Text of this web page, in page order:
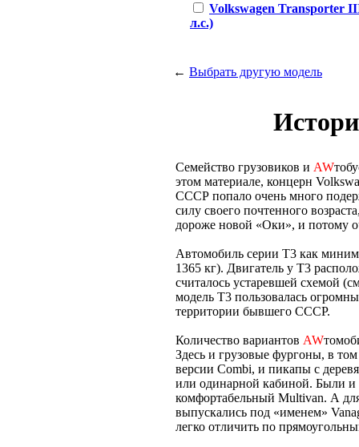
Volkswagen Transporter
л.с.)
← Выбрать другую модель
Семейство грузовиков и AW
этом материале, концерн
СССР попало очень много
силу своего почтенного
дороже новой «Оки», и потому
Автомобиль серии T3 как
1365 кг). Двигатель у Т3
считалось устаревшей схемой
модель T3 пользовалась
территории бывшего СССР.
Количество вариантов AW
Здесь и грузовые фургоны, в
версии Combi, и пикапы с
или одинарной кабиной. Были и
комфортабельный Multivan. А
выпускались под «именем»
легко отличить по